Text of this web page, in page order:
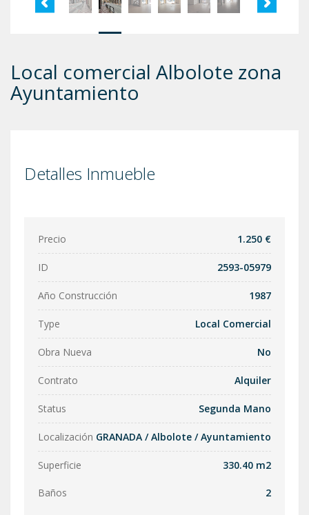
Local comercial Albolote zona
Ayuntamiento
Detalles Inmueble
Precio 1.250 €
ID 2593-05979
Año Construcción 1987
Type Local Comercial
Obra Nueva No
Contrato Alquiler
Status Segunda Mano
Localización GRANADA / Albolote / Ayuntamiento
Superficie 330.40 m2
Baños 2